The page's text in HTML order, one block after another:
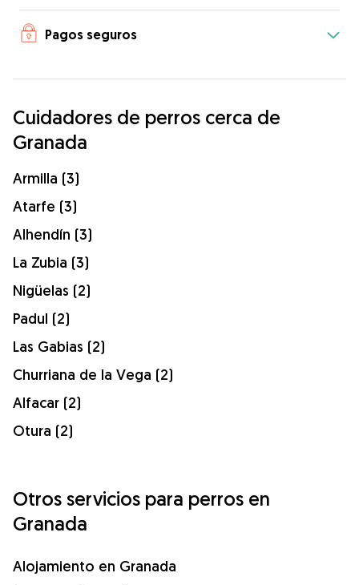
Pagos seguros
Cuidadores de perros cerca de
Granada
Armilla (3)
Atarfe (3)
Alhendín (3)
La Zubia (3)
Nigüelas (2)
Padul (2)
Las Gabias (2)
Churriana de la Vega (2)
Alfacar (2)
Otura (2)
Otros servicios para perros en
Granada
Alojamiento en Granada